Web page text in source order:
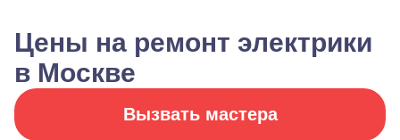
Цены на ремонт электрики
в Москве
Вызвать мастера